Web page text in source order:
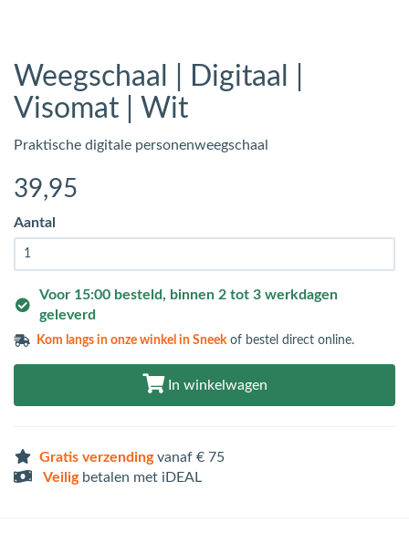
Weegschaal | Digitaal |
Visomat | Wit
Praktische digitale personenweegschaal
39,95
Aantal
Voor 15:00 besteld, binnen 2 tot 3 werkdagen
geleverd
Kom langs inonze winkel in Sneekof bestel direct online.
In winkelwagen
Gratis verzendingvanaf € 75
Veiligbetalen met iDEAL